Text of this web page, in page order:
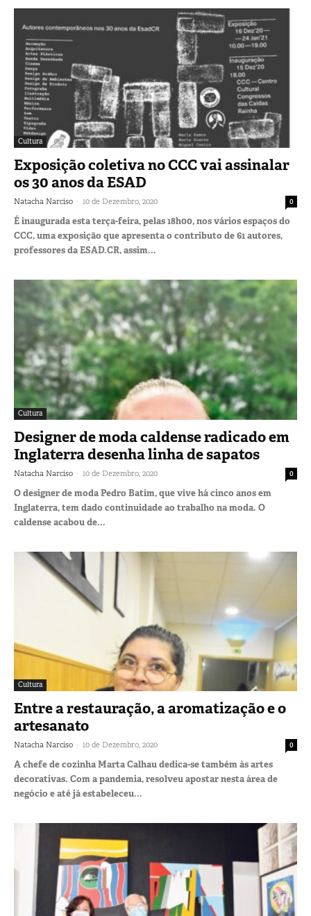
Cultura
Exposição coletiva no CCC vai assinalar
os 30 anos da ESAD
Natacha Narciso - 10 de Dezembro, 2020 0
É inaugurada esta terça-feira, pelas 18h00, nos vários espaços do
CCC, uma exposição que apresenta o contributo de 61 autores,
professores da ESAD.CR, assim...
Cultura
Designer de moda caldense radicado em
Inglaterra desenha linha de sapatos
Natacha Narciso - 10 de Dezembro, 2020 0
O designer de moda Pedro Batim, que vive há cinco anos em
Inglaterra, tem dado continuidade ao trabalho na moda. O
caldense acabou de...
Cultura
Entre a restauração, a aromatização e o
artesanato
Natacha Narciso - 10 de Dezembro, 2020 0
A chefe de cozinha Marta Calhau dedica-se também às artes
decorativas. Com a pandemia, resolveu apostar nesta área de
negócio e até já estabeleceu...